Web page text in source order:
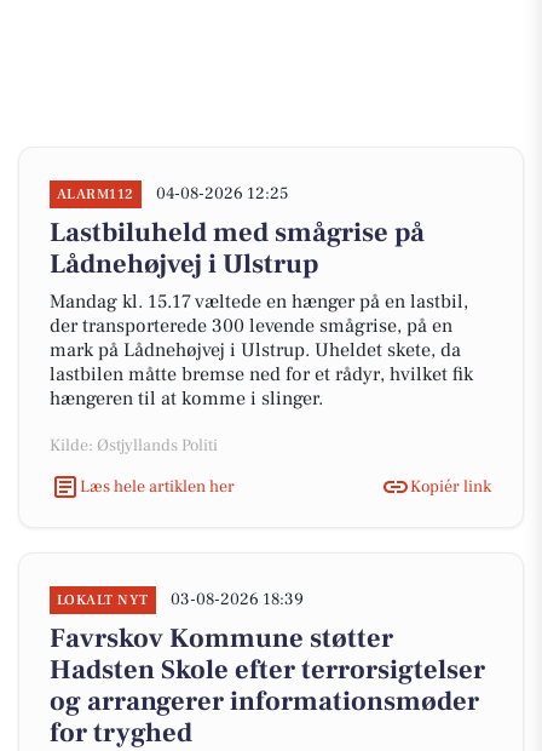
ALARM112 04-08-2026 12:25
Lastbiluheld med smågrise på
Lådnehøjvej i Ulstrup
Mandag kl. 15.17 væltede en hænger på en lastbil,
der transporterede 300 levende smågrise, på en
mark på Lådnehøjvej i Ulstrup. Uheldet skete, da
lastbilen måtte bremse ned for et rådyr, hvilket fik
hængeren til at komme i slinger.
Kilde: Østjyllands Politi
Læs hele artiklen her
Kopiér link
LOKALT NYT 03-08-2026 18:39
Favrskov Kommune støtter
Hadsten Skole efter terrorsigtelser
og arrangerer informationsmøder
for tryghed